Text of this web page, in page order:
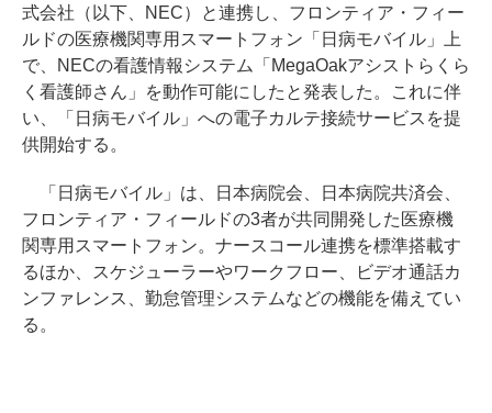
式会社（以下、NEC）と連携し、フロンティア・フィー
ルドの医療機関専用スマートフォン「日病モバイル」上
で、NECの看護情報システム「MegaOakアシストらくら
く看護師さん」を動作可能にしたと発表した。これに伴
い、「日病モバイル」への電子カルテ接続サービスを提
供開始する。
「日病モバイル」は、日本病院会、日本病院共済会、
フロンティア・フィールドの3者が共同開発した医療機
関専用スマートフォン。ナースコール連携を標準搭載す
るほか、スケジューラーやワークフロー、ビデオ通話カ
ンファレンス、勤怠管理システムなどの機能を備えてい
る。